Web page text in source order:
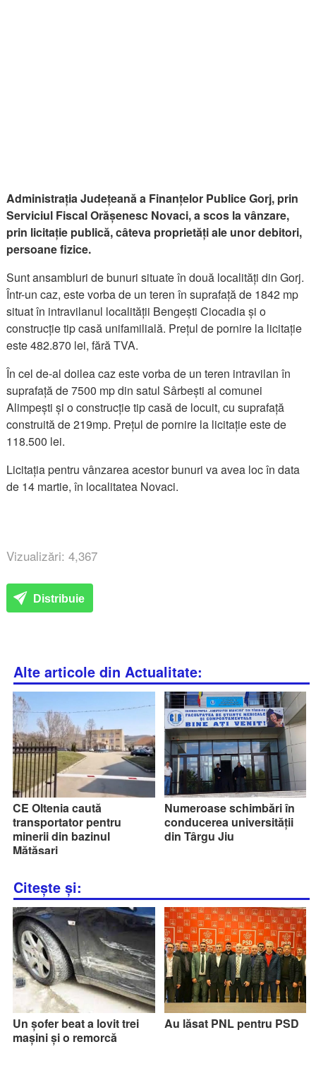
Administrația Județeană a Finanțelor Publice Gorj, prin
Serviciul Fiscal Orășenesc Novaci, a scos la vânzare,
prin licitație publică, câteva proprietăți ale unor debitori,
persoane fizice.
Sunt ansambluri de bunuri situate în două localități din Gorj.
Într-un caz, este vorba de un teren în suprafață de 1842 mp
situat în intravilanul localității Bengești Ciocadia și o
construcție tip casă unifamilială. Prețul de pornire la licitație
este 482.870 lei, fără TVA.
În cel de-al doilea caz este vorba de un teren intravilan în
suprafață de 7500 mp din satul Sârbești al comunei
Alimpești și o construcție tip casă de locuit, cu suprafață
construită de 219mp. Prețul de pornire la licitație este de
118.500 lei.
Licitația pentru vânzarea acestor bunuri va avea loc în data
de 14 martie, în localitatea Novaci.
Vizualizări: 4,367
Distribuie
Alte articole din Actualitate:
CE Oltenia caută
transportator pentru
minerii din bazinul
Mătăsari
Numeroase schimbări în
conducerea universității
din Târgu Jiu
Citește și:
Un șofer beat a lovit trei
mașini și o remorcă
Au lăsat PNL pentru PSD